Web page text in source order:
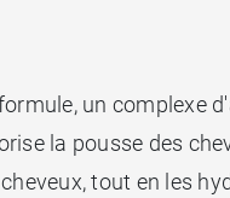
un complexe
la pousse des
tout en les